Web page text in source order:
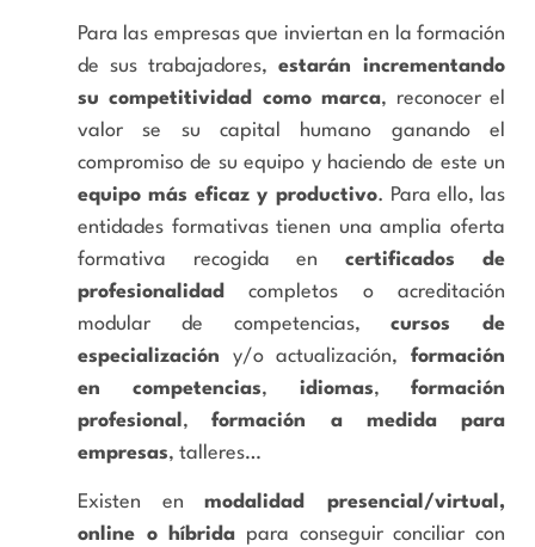
Para las empresas que inviertan en la formación
de sus trabajadores, estarán incrementando
su competitividad como marca, reconocer el
valor se su capital humano ganando el
compromiso de su equipo y haciendo de este un
equipo más eficaz y productivo. Para ello, las
entidades formativas tienen una amplia oferta
formativa recogida en certificados de
profesionalidad
completos o acreditación
modular de competencias,cursos de
especialización y/o actualización, formación
en competencias, idiomas,formación
profesional ,formación a medida para
empresas, talleres…
Existen enmodalidad presencial/virtual,
online o híbrida para conseguir conciliar con